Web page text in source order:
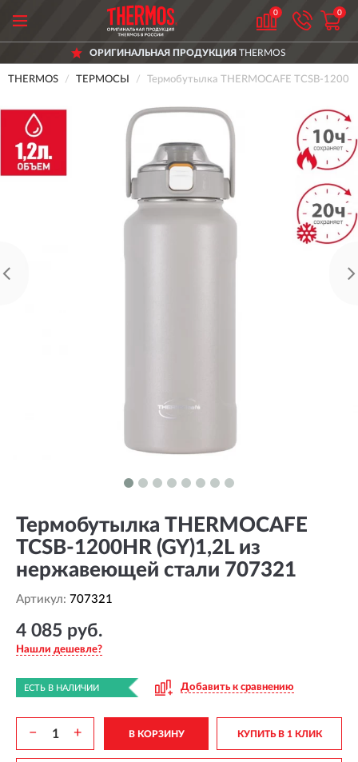
0 0
ОРИГИНАЛЬНАЯ ПРОДУКЦИЯ THERMOS
THERMOS ТЕРМОСЫ Термобутылка THERMOCAFE TCSB-
Термобутылка THERMOCAFE
TCSB-1200HR (GY)1,2L из
нержавеющей стали 707321
Артикул: 707321
4 085 руб.
Нашли дешевле?
ЕСТЬ В НАЛИЧИИ Добавить к сравнению
− + В КОРЗИНУ КУПИТЬ В 1 КЛИК